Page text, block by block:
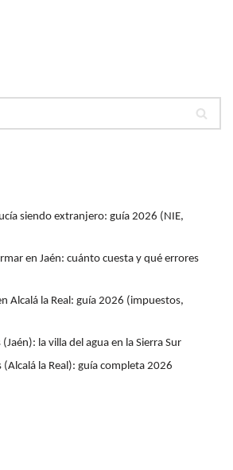
siendo extranjero: guía 2026 (NIE,
en Jaén: cuánto cuesta y qué errores
Alcalá la Real: guía 2026 (impuestos,
la villa del agua en la Sierra Sur
la Real): guía completa 2026